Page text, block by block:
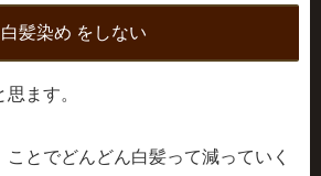
白髪染め をしない
ます。
ことでどんどん白髪って減っていく